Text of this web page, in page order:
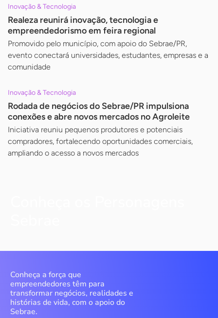
Inovação & Tecnologia
Realeza reunirá inovação, tecnologia e
empreendedorismo em feira regional
Promovido pelo município, com apoio do Sebrae/PR,
evento conectará universidades, estudantes, empresas e a
comunidade
Inovação & Tecnologia
Rodada de negócios do Sebrae/PR impulsiona
conexões e abre novos mercados no Agroleite
Iniciativa reuniu pequenos produtores e potenciais
compradores, fortalecendo oportunidades comerciais,
ampliando o acesso a novos mercados
Conheça a força que
empreendedores têm para
transformar negócios, realidades e
histórias de vida, com o apoio do
Sebrae.